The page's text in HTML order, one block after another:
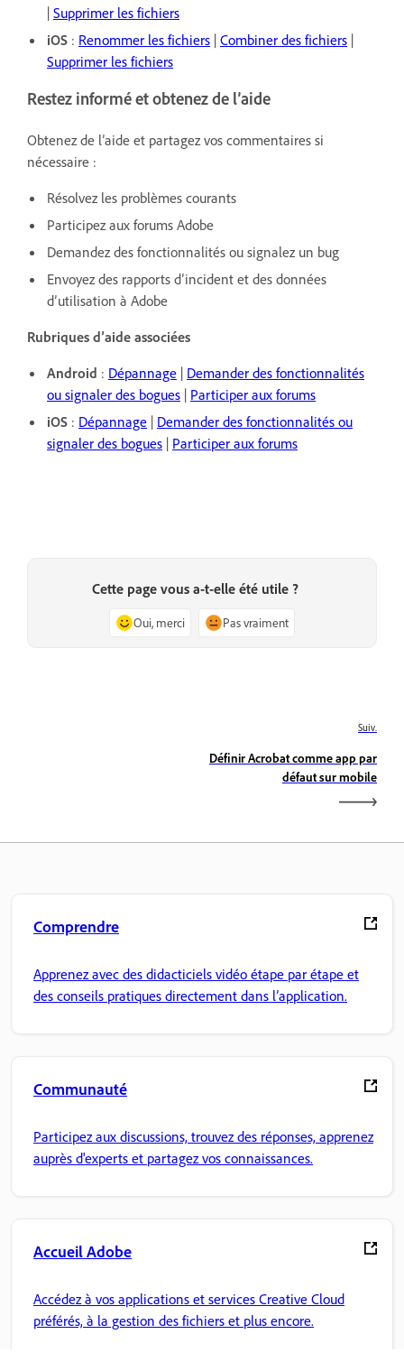
| Supprimer les fichiers
iOS : Renommer les fichiers | Combiner des fichiers |
Supprimer les fichiers
Restez informé et obtenez de l’aide
Obtenez de l’aide et partagez vos commentaires si
nécessaire :
Résolvez les problèmes courants
Participez aux forums Adobe
Demandez des fonctionnalités ou signalez un bug
Envoyez des rapports d’incident et des données
d’utilisation à Adobe
Rubriques d’aide associées
Android : Dépannage | Demander des fonctionnalités
ou signaler des bogues | Participer aux forums
iOS : Dépannage | Demander des fonctionnalités ou
signaler des bogues | Participer aux forums
Cette page vous a-t-elle été utile ?
Oui, merci Pas vraiment
Suiv.
Définir Acrobat comme app par
défaut sur mobile
Comprendre
Apprenez avec des didacticiels vidéo étape par étape et
des conseils pratiques directement dans l’application.
Communauté
Participez aux discussions, trouvez des réponses, apprenez
auprès d'experts et partagez vos connaissances.
Accueil Adobe
Accédez à vos applications et services Creative Cloud
préférés, à la gestion des fichiers et plus encore.